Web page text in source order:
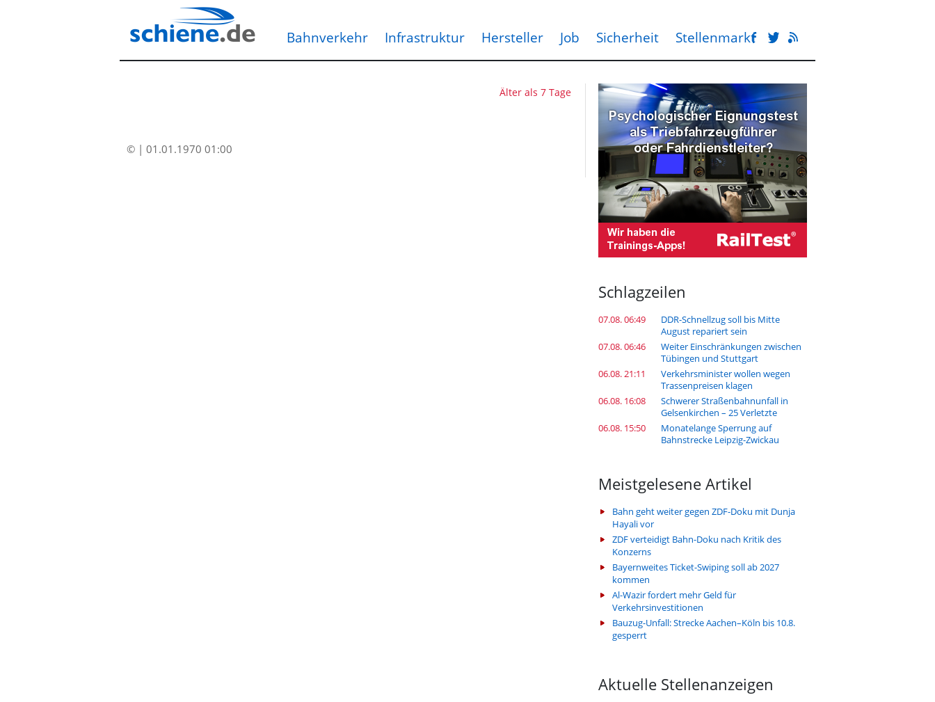
Bahnverkehr Infrastruktur Hersteller Job Sicherheit Stellenmarkt
Älter als 7 Tage
© | 01.01.1970 01:00
Schlagzeilen
07.08. 06:49
DDR-Schnellzug soll bis Mitte
August repariert sein
07.08. 06:46
Weiter Einschränkungen zwischen
Tübingen und Stuttgart
06.08. 21:11
Verkehrsminister wollen wegen
Trassenpreisen klagen
06.08. 16:08
Schwerer Straßenbahnunfall in
Gelsenkirchen – 25 Verletzte
06.08. 15:50
Monatelange Sperrung auf
Bahnstrecke Leipzig-Zwickau
Meistgelesene Artikel
Bahn geht weiter gegen ZDF-Doku mit Dunja
Hayali vor
ZDF verteidigt Bahn-Doku nach Kritik des
Konzerns
Bayernweites Ticket-Swiping soll ab 2027
kommen
Al-Wazir fordert mehr Geld für
Verkehrsinvestitionen
Bauzug-Unfall: Strecke Aachen–Köln bis 10.8.
gesperrt
Aktuelle Stellenanzeigen